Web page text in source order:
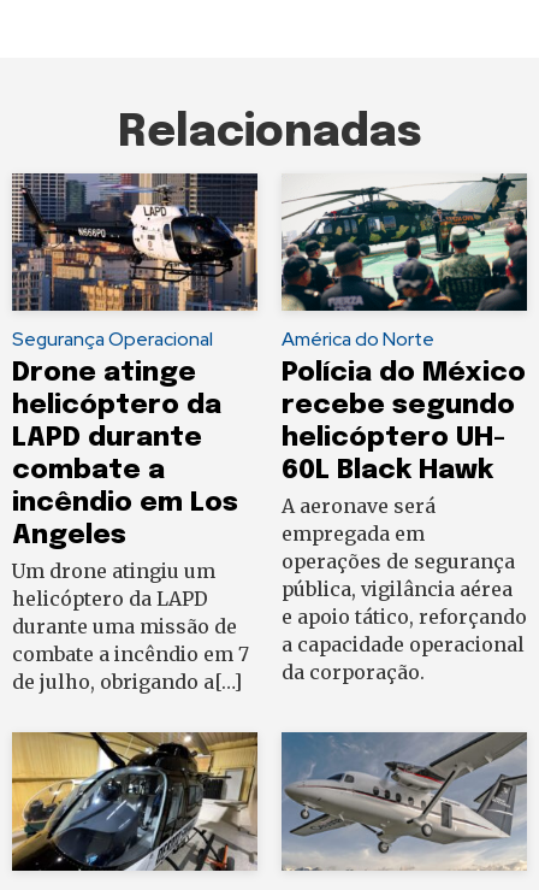
Relacionadas
Segurança Operacional
Drone atinge
helicóptero da
LAPD durante
combate a
incêndio em Los
Angeles
Um drone atingiu um
helicóptero da LAPD
durante uma missão de
combate a incêndio em 7
de julho, obrigando a[…]
América do Norte
Polícia do México
recebe segundo
helicóptero UH-
60L Black Hawk
A aeronave será
empregada em
operações de segurança
pública, vigilância aérea
e apoio tático, reforçando
a capacidade operacional
da corporação.